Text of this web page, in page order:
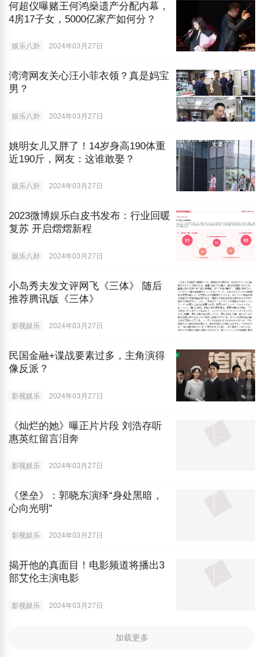
何超仪曝赌王何鸿燊遗产分配内幕，
4房17子女，5000亿家产如何分？
娱乐八卦 2024年03月27日
湾湾网友关心汪小菲衣领？真是妈宝
男？
娱乐八卦 2024年03月27日
姚明女儿又胖了！14岁身高190体重
近190斤，网友：这谁敢娶？
娱乐八卦 2024年03月27日
2023微博娱乐白皮书发布：行业回暖
复苏 开启熠熠新程
娱乐八卦 2024年03月27日
小岛秀夫发文评网飞《三体》 随后
推荐腾讯版《三体》
影视娱乐 2024年03月27日
民国金融+谍战要素过多，主角演得
像反派？
影视娱乐 2024年03月27日
《灿烂的她》曝正片片段 刘浩存听
惠英红留言泪奔
影视娱乐 2024年03月27日
《堡垒》：郭晓东演绎“身处黑暗，
心向光明”
影视娱乐 2024年03月27日
揭开他的真面目！电影频道将播出3
部艾伦主演电影
影视娱乐 2024年03月27日
加载更多